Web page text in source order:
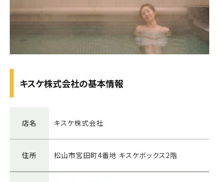
キスケ株式会社の基本情報
店名 キスケ株式会社
住所 松山市宮田町4番地 キスケボックス2階